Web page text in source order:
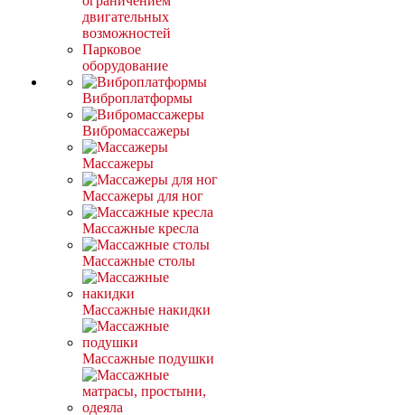
двигательных
возможностей
Парковое
оборудование
Виброплатформы
Вибромассажеры
Массажеры
Массажеры для ног
Массажные кресла
Массажные столы
Массажные накидки
Массажные подушки